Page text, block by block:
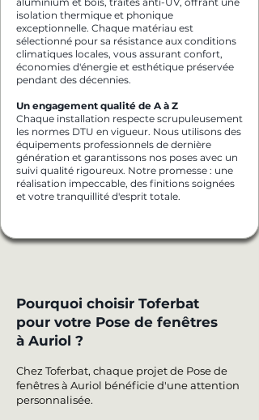
isolation thermique et phonique
exceptionnelle. Chaque matériau est
sélectionné pour sa résistance aux conditions
climatiques locales, vous assurant confort,
économies d'énergie et esthétique préservée
pendant des décennies.
Un engagement qualité de A à Z
Chaque installation respecte scrupuleusement
les normes DTU en vigueur. Nous utilisons des
équipements professionnels de dernière
génération et garantissons nos poses avec un
suivi qualité rigoureux. Notre promesse : une
réalisation impeccable, des finitions soignées
et votre tranquillité d'esprit totale.
Pourquoi choisir Toferbat
pour votre Pose de fenêtres
à Auriol ?
Chez Toferbat, chaque projet de Pose de
fenêtres à Auriol bénéficie d'une attention
personnalisée.